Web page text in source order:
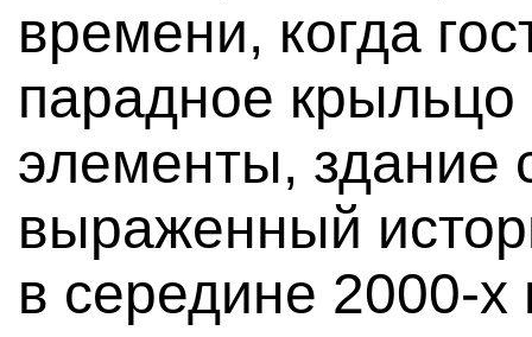
времени, когда
парадное крыльцо
элементы, здание
выраженный
в середине 2000-х